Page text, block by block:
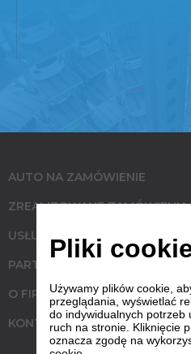
AUTO NA ZAMÓWIENIE
ZREALIZOWANE ZAMÓWIENIA
USŁUGI
PARTNERZY
O FIRMIE
KONTAKT
Pliki
Używamy plików cookie,
przeglądania, wyświetlać
do indywidualnych potrzeb
ruch na stronie. Kliknięcie
oznacza zgodę na